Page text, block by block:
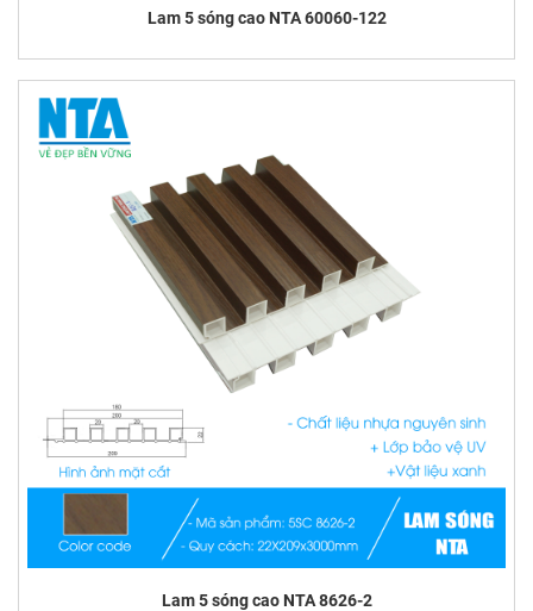
Lam 5 sóng cao NTA 60060-122
Lam 5 sóng cao NTA 8626-2